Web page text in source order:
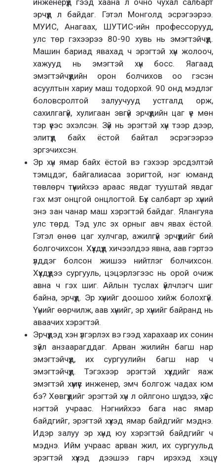
эрчүүд л байдаг. Гэтэл Монголд эсрэгээрээ.
МУИС, Анагаах, ШУТИС-ийн профессорууд,
улс төр гэхээрээ 80-90 хувь нь эмэгтэйчүүд.
Машин бариад явахад ч эрэгтэй хүн жолооч,
хажууд нь эмэгтэй хүн босс. Яагаад
эмэгтэйчүүдийн орон болчихов оо гэсэн
асуултын хариу маш тодорхой. 90 онд мэдлэг
боловсролтой залуучууд устгалд орж,
сахилгагүй, хулигаан эвгүй эрчүүдийн цаг үе мөн
тэр үеэс эхэлсэн. Зүй нь эрэгтэй хүн тээр дээр,
элитүүд байх ёстой байтал эсрэгээрээ
эргэчихсэн.
Эр хүн ямар байх ёстой вэ гэхээр эрсдэлтэй
тэмцдэг, байгалиасаа зоригтой, нэг юманд
төвлөрч түүнийхээ араас явдаг тууштай явдаг
гэх мэт онцгой онцлогтой. Бүх салбарт эр хүний
энэ зан чанар маш хэрэгтэй байдаг. Ялангуяа
улс төрд. Тэд улс эх орныг авч явах ёстой.
Гэтэл өнөө цаг хулчгар, ажилгүй эрчүүдийг бий
болгочихсон. Хүүхдүүд хичээлдээ явна, аав гэртээ
үлддэг болсон жишээ нийтлэг болчихсон.
Хүүхдүүдээ сургууль, цэцэрлэгээс нь орой очиж
авна ч гэх шиг. Айлын туслах үйлчлэгч шиг
байна, эрчүүд. Эр хүнийг доошоо хийж болохгүй.
Үүнийг өөрчилж, аав хүнийг, эр хүнийг байранд нь
аваачих хэрэгтэй.
Эрчүүдэд хэн үлгэрлэх вэ гээд харахаар их сонин
зүйл анзаарагддаг. Арван жилийн багш нар
эмэгтэйчүүд, их сургуулийн багш нар ч
эмэгтэйчүүд. Тэгэхээр эрэгтэй хүүхдийг яаж
эмэгтэй хүмүүс инженер, эмч болгож чадах юм
бэ? Хөвгүүдийг эрэгтэй хүн л ойлгоно шүү дээ, хүйс
нэгтэй учраас. Нэгнийхээ бага нас ямар
байдгийг, эрэгтэй хүүхэд ямар байдгийг мэднэ.
Идэр залуу эр хүнд юу хэрэгтэй байдгийг ч
мэднэ. Ийм учраас арван жил, их сургуульд
эрэгтэй хүүхэд дээшээ гарч ирэхэд хэцүү